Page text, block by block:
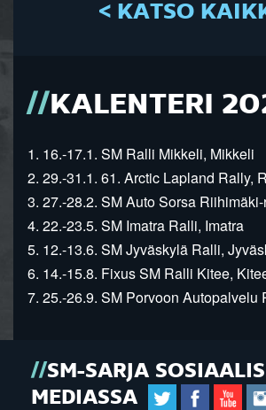
< KATSO
KALENTERI
1. 16.-17.1. SM Ralli Mikkeli, Mikkeli
2. 29.-31.1. 61. Arctic Lapland Rally,
3. 27.-28.2. SM Auto Sorsa
4. 22.-23.5. SM Imatra Ralli, Imatra
5. 12.-13.6. SM Jyväskylä Ralli,
6. 14.-15.8. Fixus SM Ralli Kitee,
7. 25.-26.9. SM Porvoon Autopalvelu
SM-SARJA
MEDIASSA